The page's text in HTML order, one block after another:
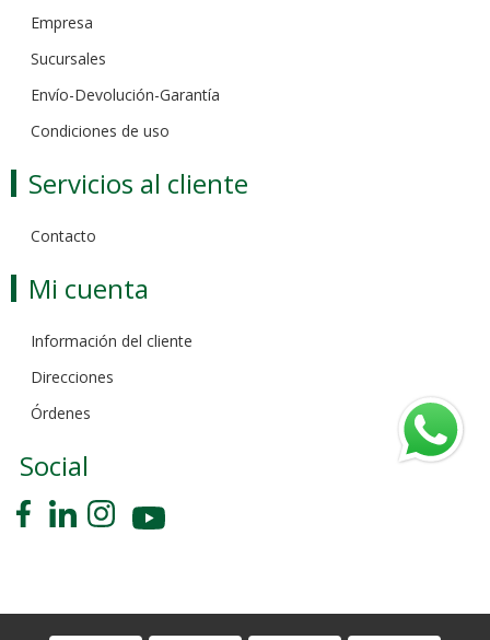
Empresa
Sucursales
Envío-Devolución-Garantía
Condiciones de uso
Servicios al cliente
Contacto
Mi cuenta
Información del cliente
Direcciones
Órdenes
Social